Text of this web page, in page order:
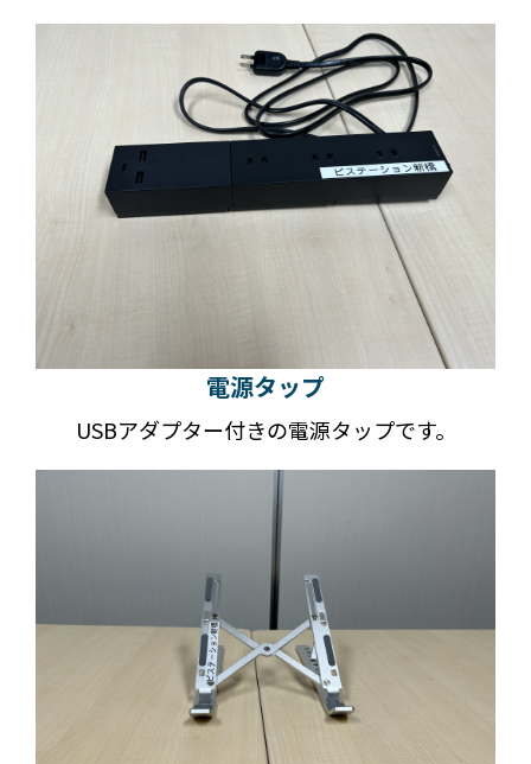
電源タップ
USBアダプター付きの電源タップです。